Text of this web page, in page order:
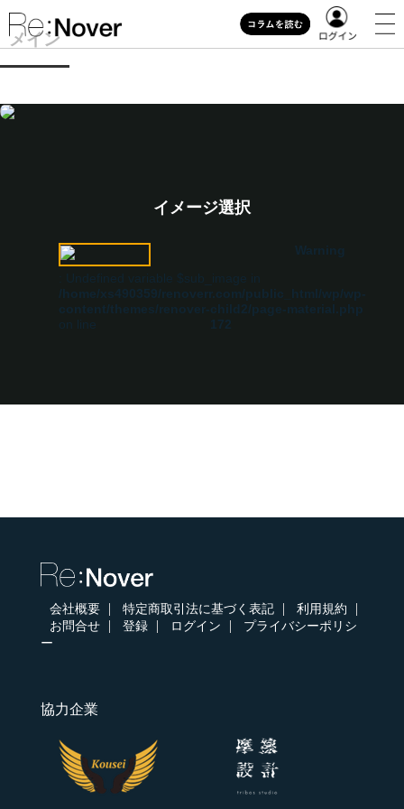
メイン
イメージ選択
Warning
: Undefined variable $sub_image in
/home/xs490359/renoverr.com/public_html/wp/wp-
content/themes/renover-child2/page-material.php
on line
172
会社概要 特定商取引法に基づく表記
利用規約
お問合せ
登録 ログイン
プライバシーポリシ
ー
協力企業